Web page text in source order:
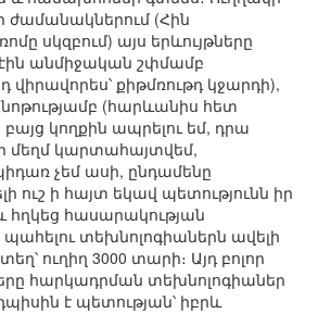
ժամանակներում (Հին
սկզբում) այս երևույթները
անմիջական շփմամբ
վիրավորես՝ քիթմռութդ կջարդի),
(հարևանիս հետ
կողքին ապրելու եմ, դրա
մեղմ կարտահայտվեմ,
չեմ ասի, ընդամենը
ուշ ի հայտ եկավ պետությունն իր
հղկեց հասարակության
պահելու տեխնոլոգիաներն ավելի
ուղիղ 3000 տարի։ Այդ բոլոր
հարկադրման տեխնոլոգիաներ
է պետության՝ իբրև